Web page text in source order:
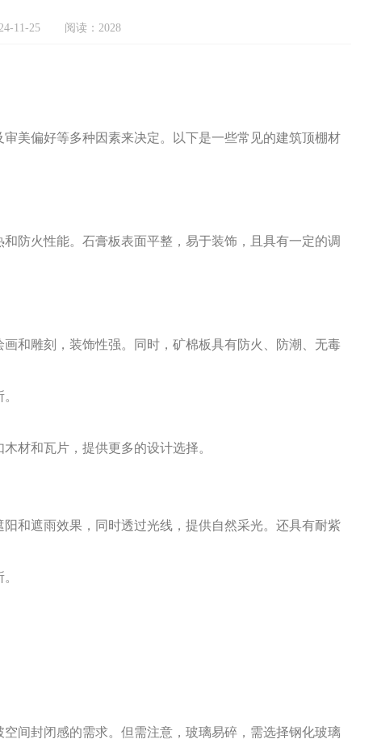
11-25 阅读：2028
美偏好等多种因素来决定。以下是一些常见的建筑顶棚材
防火性能。石膏板表面平整，易于装饰，且具有一定的调
和雕刻，装饰性强。同时，矿棉板具有防火、防潮、无毒
材和瓦片，提供更多的设计选择。
和遮雨效果，同时透过光线，提供自然采光。还具有耐紫
间封闭感的需求。但需注意，玻璃易碎，需选择钢化玻璃